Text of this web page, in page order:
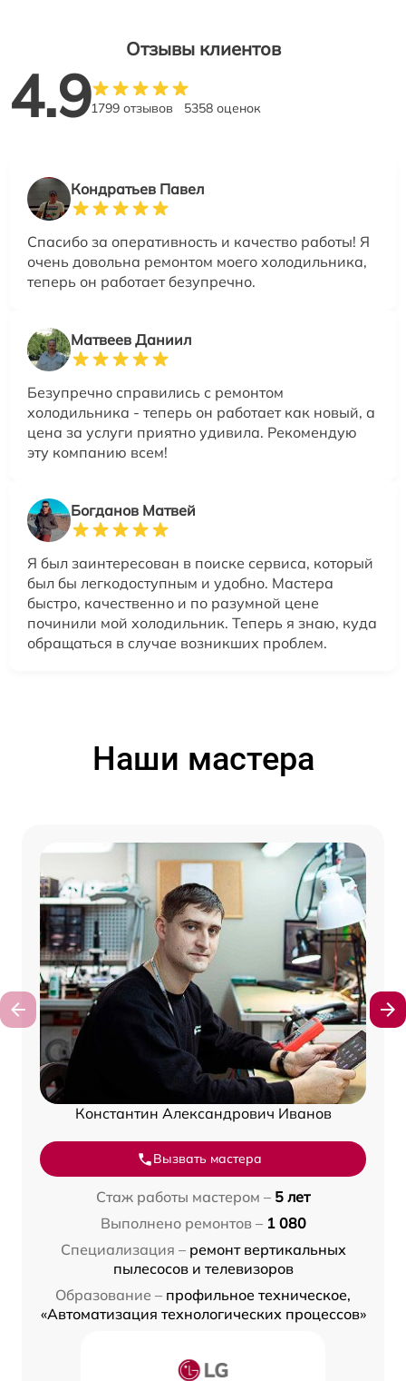
Отзывы клиентов
4.91799 отзывов 5358 оценок
Кондратьев Павел
Спасибо за оперативность и качество работы! Я
очень довольна ремонтом моего холодильника,
теперь он работает безупречно.
Матвеев Даниил
Безупречно справились с ремонтом
холодильника - теперь он работает как новый, а
цена за услуги приятно удивила. Рекомендую
эту компанию всем!
Богданов Матвей
Я был заинтересован в поиске сервиса, который
был бы легкодоступным и удобно. Мастера
быстро, качественно и по разумной цене
починили мой холодильник. Теперь я знаю, куда
обращаться в случае возникших проблем.
Наши мастера
Константин Александрович Иванов
Вызвать мастера
Стаж работы мастером – 5 лет
Выполнено ремонтов – 1 080
Специализация – ремонт вертикальных
пылесосов и телевизоров
Образование – профильное техническое,
«Автоматизация технологических процессов»